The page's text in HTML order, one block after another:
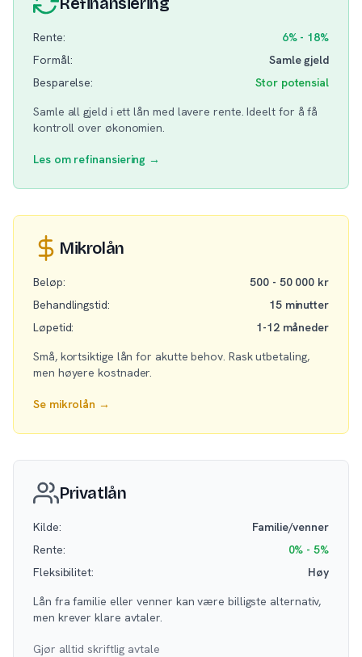
Rente:
6% - 18%
Formål:
Samle gjeld
Besparelse:
Stor potensial
Samle all gjeld i ett lån med lavere rente. Ideelt for å få
kontroll over økonomien.
Les om refinansiering →
Mikrolån
Beløp:
500 - 50 000 kr
Behandlingstid:
15 minutter
Løpetid:
1-12 måneder
Små, kortsiktige lån for akutte behov. Rask utbetaling,
men høyere kostnader.
Se mikrolån →
Privatlån
Kilde:
Familie/venner
Rente:
0% - 5%
Fleksibilitet:
Høy
Lån fra familie eller venner kan være billigste alternativ,
men krever klare avtaler.
Gjør alltid skriftlig avtale